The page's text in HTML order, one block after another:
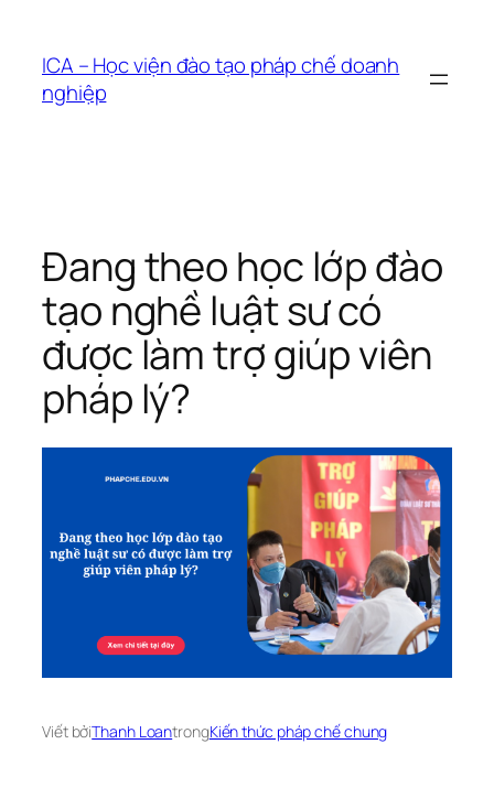
phầnICA – Học viện đào tạo pháp chế doanh
nghiệp
Đang theo học lớp đào
tạo nghề luật sư có
được làm trợ giúp viên
pháp lý?
Viết bởiThanh LoantrongKiến thức pháp chế chung